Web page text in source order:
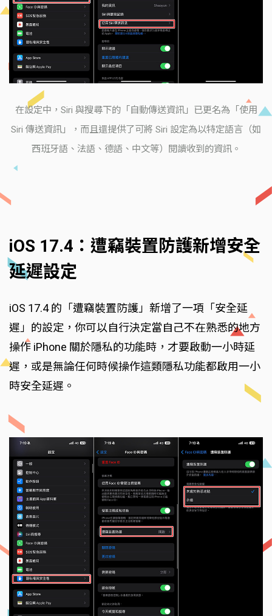
在設定中，Siri 與搜尋下的「自動傳送資訊」已更名為「使用
Siri 傳送資訊」，而且還提供了可將 Siri 設定為以特定語言（如
西班牙語、法語、德語、中文等）閱讀收到的資訊。
iOS 17.4：遭竊裝置防護新增安全
延遲設定
iOS 17.4 的「遭竊裝置防護」新增了一項「安全延
遲」的設定，你可以自行決定當自己不在熟悉的地方
操作 iPhone 關於隱私的功能時，才要啟動一小時延
遲，或是無論任何時候操作這類隱私功能都啟用一小
時安全延遲。